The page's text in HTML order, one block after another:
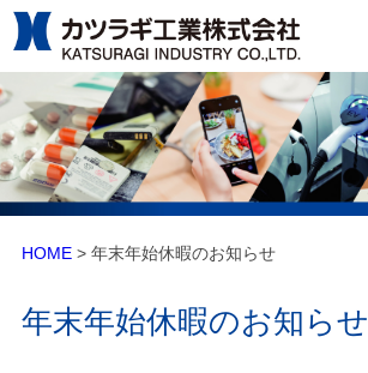
HOME> 年末年始休暇のお知らせ
年末年始休暇のお知らせ